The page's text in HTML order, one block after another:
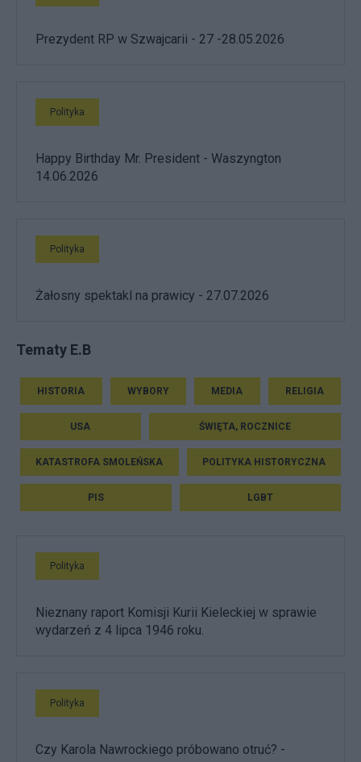
Prezydent RP w Szwajcarii - 27 -28.05.2026
Polityka
Happy Birthday Mr. President - Waszyngton
14.06.2026
Polityka
Żałosny spektakl na prawicy - 27.07.2026
Tematy E.B
HISTORIA WYBORY MEDIA RELIGIA
USA ŚWIĘTA, ROCZNICE
KATASTROFA SMOLEŃSKA POLITYKA HISTORYCZNA
PIS LGBT
Polityka
Nieznany raport Komisji Kurii Kieleckiej w sprawie
wydarzeń z 4 lipca 1946 roku.
Polityka
Czy Karola Nawrockiego próbowano otruć? -